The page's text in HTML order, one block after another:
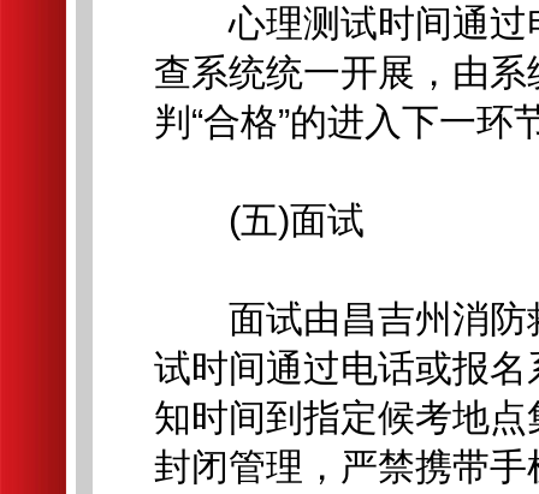
心理测试时间通过
查系统统一开展，由系
判“合格”的进入下一环
(五)面试
面试由昌吉州消防
试时间通过电话或报
知时间到指定候考地
封闭管理，严禁携带